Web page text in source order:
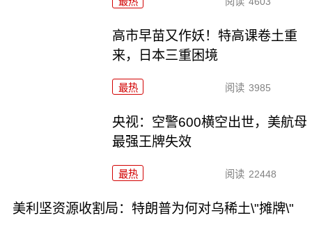
高市早苗又作妖！特高课卷土重
来，日本三重困境
最热 阅读 3985
央视：空警600横空出世，美航母
最强王牌失效
最热 阅读 22448
美利坚资源收割局：特朗普为何对乌稀土\"摊牌\"